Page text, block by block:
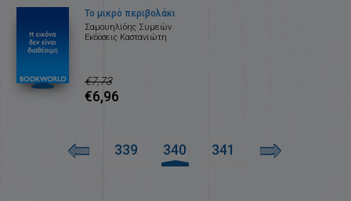
Το μικρό περιβολάκι
Σαμουηλίδης Συμεών
Εκδόσεις Καστανιώτη
€7,73
€6,96
339 340 341